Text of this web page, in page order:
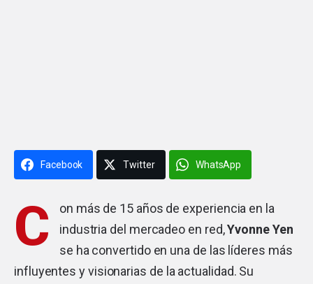
Facebook Twitter WhatsApp
C
on más de 15 años de experiencia en la
industria del mercadeo en red,Yvonne Yen
se ha convertido en una de las líderes más
influyentes y visionarias de la actualidad. Su